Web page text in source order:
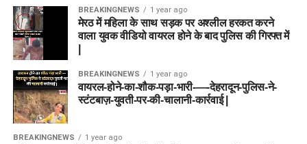
BREAKINGNEWS 1 year ago
मेरठ में महिला के साथ सड़क पर अश्लील हरकत करने
वाला युवक वीडियो वायरल होने के बाद पुलिस की गिरफ्त में
BREAKINGNEWS 1 year ago
वायरल-होने-का-शौक-पड़ा-भारी-—-देहरादून-पुलिस-ने-
स्टंटबाज़-युवती-पर-की-चालानी-कार्रवाई |
BREAKINGNEWS 1 year ago